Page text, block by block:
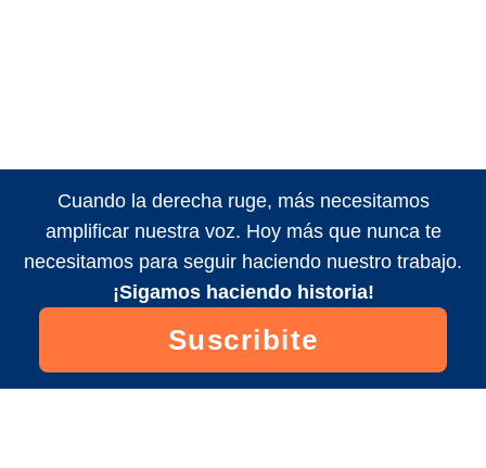
Cuando la derecha ruge, más necesitamos
amplificar nuestra voz. Hoy más que nunca te
necesitamos para seguir haciendo nuestro trabajo.
¡Sigamos haciendo historia!
Suscribite